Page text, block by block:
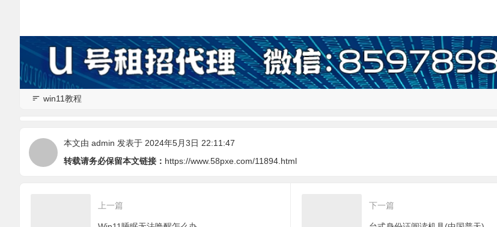
win11教程
本文由 admin 发表于 2024年5月3日 22:11:47
转载请务必保留本文链接： https://www.58pxe.com/11894.html
上一篇 下一篇